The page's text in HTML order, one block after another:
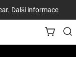
Další informace